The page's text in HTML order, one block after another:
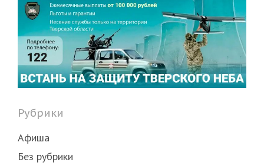
Рубрики
Афиша
Без рубрики